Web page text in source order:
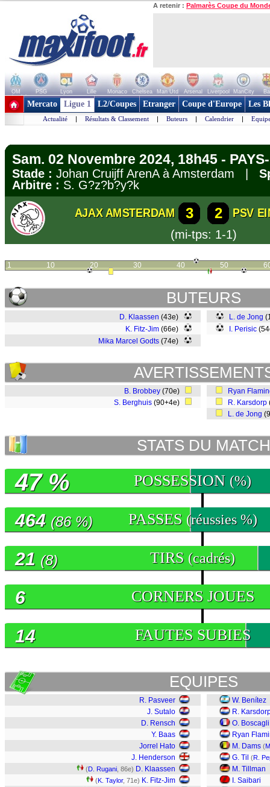
A retenir : Palmarès Coupe du
OM PSG Lyon Lille Monaco Chelsea Man Utd Arsenal Liverpool ManCity
+ de clubs
Mercato Ligue 1 L2/Coupes Etranger Coupe d'Europe Les
Actualité | Résultats & Classement | Buteurs | Calendrier |
Sam. 02 Novembre 2024, 18h45 -
Stade : Johan Cruijff ArenA à Amsterdam |
Arbitre : S. G?z?b?y?k
AJAX AMSTERDAM 3 2
PSV
(mi-tps: 1-1)
1 10 20 30 40 50
BUTEURS
D. Klaassen (43e)
K. Fitz-Jim (66e)
Mika Marcel Godts (74e)
L. de Jong
I. Perisic
B. Brobbey (70e)
S. Berghuis (90+4e)
Ryan
R. Karsdorp
L. de Jong
STATS DU MATCH
POSSESSION (%)
47 %
PASSES (réussies %)
464 (86 %)
TIRS (cadrés)
21 (8)
CORNERS JOUES
6
FAUTES SUBIES
14
EQUIPES
R. Pasveer
J. Sutalo
D. Rensch
Y. Baas
Jorrel Hato
J. Henderson
(D. Rugani , 86e) D. Klaassen
(K. Taylor, 71e) K. Fitz-Jim
W. Benítez
R.
O. Boscagli
Ryan
M. Dams (
G. Til (R.
M. Tillman
I. Saibari